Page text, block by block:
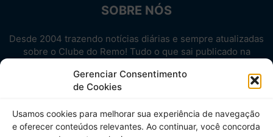
Gerenciar Consentimento
de Cookies
Usamos cookies para melhorar sua experiência de navegação
e oferecer conteúdos relevantes. Ao continuar, você concorda
SOBRE NÓS
Desde 2004 trazendo notícias diárias e sempre atualizadas
sobre o Clube do Remo! Tudo o que sai publicado na
Aproveite! Site não-oficial.
SIGA-NOS